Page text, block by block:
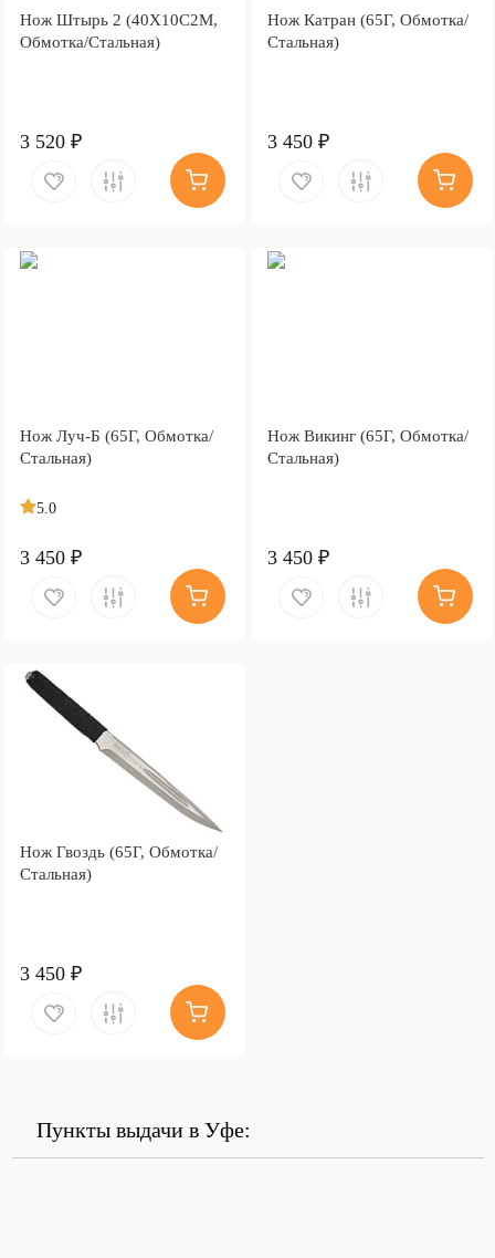
Нож Штырь 2 (40Х10С2М,
Обмотка/Стальная)
3 520 ₽
Нож Катран (65Г, Обмотка/
Стальная)
3 450 ₽
Нож Луч-Б (65Г, Обмотка/
Стальная)
5.0
3 450 ₽
Нож Викинг (65Г, Обмотка/
Стальная)
3 450 ₽
Нож Гвоздь (65Г, Обмотка/
Стальная)
3 450 ₽
Пункты выдачи в Уфе: